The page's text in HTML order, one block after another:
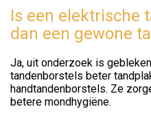
Is een elektrische
dan een gewone
Ja, uit onderzoek is
tandenborstels beter
handtandenborstels. Ze
betere mondhygiëne.